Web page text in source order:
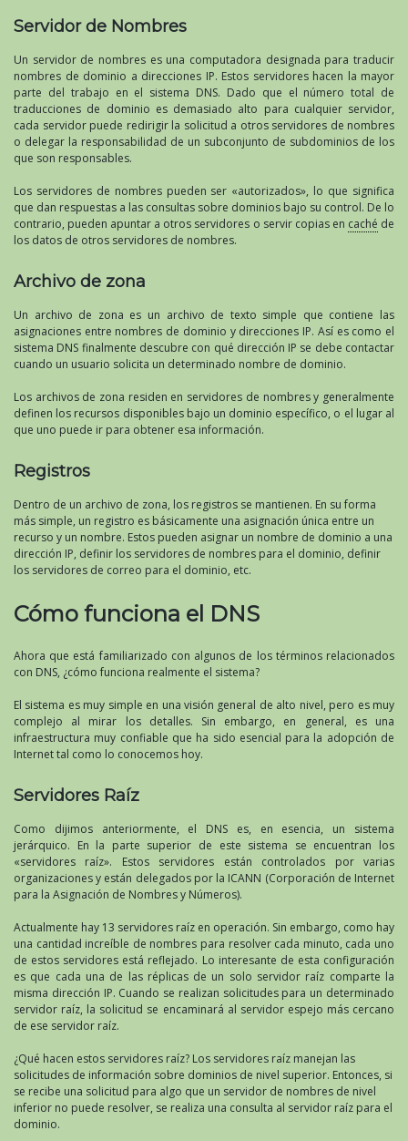
Servidor de Nombres
Un servidor de nombres es una computadora designada para traducir
nombres de dominio a direcciones IP. Estos servidores hacen la mayor
parte del trabajo en el sistema DNS. Dado que el número total de
traducciones de dominio es demasiado alto para cualquier servidor,
cada servidor puede redirigir la solicitud a otros servidores de nombres
o delegar la responsabilidad de un subconjunto de subdominios de los
que son responsables.
Los servidores de nombres pueden ser «autorizados», lo que significa
que dan respuestas a las consultas sobre dominios bajo su control. De lo
contrario, pueden apuntar a otros servidores o servir copias en caché de
los datos de otros servidores de nombres.
Archivo de zona
Un archivo de zona es un archivo de texto simple que contiene las
asignaciones entre nombres de dominio y direcciones IP. Así es como el
sistema DNS finalmente descubre con qué dirección IP se debe contactar
cuando un usuario solicita un determinado nombre de dominio.
Los archivos de zona residen en servidores de nombres y generalmente
definen los recursos disponibles bajo un dominio específico, o el lugar al
que uno puede ir para obtener esa información.
Registros
Dentro de un archivo de zona, los registros se mantienen. En su forma
más simple, un registro es básicamente una asignación única entre un
recurso y un nombre. Estos pueden asignar un nombre de dominio a una
dirección IP, definir los servidores de nombres para el dominio, definir
los servidores de correo para el dominio, etc.
Cómo funciona el DNS
Ahora que está familiarizado con algunos de los términos relacionados
con DNS, ¿cómo funciona realmente el sistema?
El sistema es muy simple en una visión general de alto nivel, pero es muy
complejo al mirar los detalles. Sin embargo, en general, es una
infraestructura muy confiable que ha sido esencial para la adopción de
Internet tal como lo conocemos hoy.
Servidores Raíz
Como dijimos anteriormente, el DNS es, en esencia, un sistema
jerárquico. En la parte superior de este sistema se encuentran los
«servidores raíz». Estos servidores están controlados por varias
organizaciones y están delegados por la ICANN (Corporación de Internet
para la Asignación de Nombres y Números).
Actualmente hay 13 servidores raíz en operación. Sin embargo, como hay
una cantidad increíble de nombres para resolver cada minuto, cada uno
de estos servidores está reflejado. Lo interesante de esta configuración
es que cada una de las réplicas de un solo servidor raíz comparte la
misma dirección IP. Cuando se realizan solicitudes para un determinado
servidor raíz, la solicitud se encaminará al servidor espejo más cercano
de ese servidor raíz.
¿Qué hacen estos servidores raíz? Los servidores raíz manejan las
solicitudes de información sobre dominios de nivel superior. Entonces, si
se recibe una solicitud para algo que un servidor de nombres de nivel
inferior no puede resolver, se realiza una consulta al servidor raíz para el
dominio.